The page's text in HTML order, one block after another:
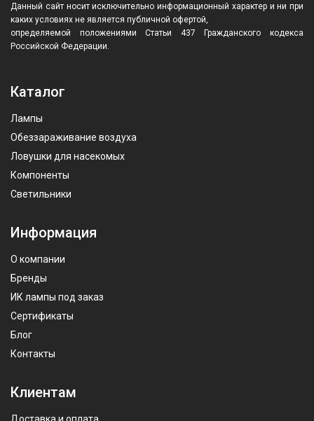
Данный сайт носит исключительно информационный характер и ни при
каких условиях не является публичной офертой,
определяемой положениями Статьи 437 Гражданского кодекса
Российской Федерации.
Каталог
Лампы
Обеззараживание воздуха
Ловушки для насекомых
Компоненты
Светильники
Информация
О компании
Бренды
ИК лампы под заказ
Сертификаты
Блог
Контакты
Клиентам